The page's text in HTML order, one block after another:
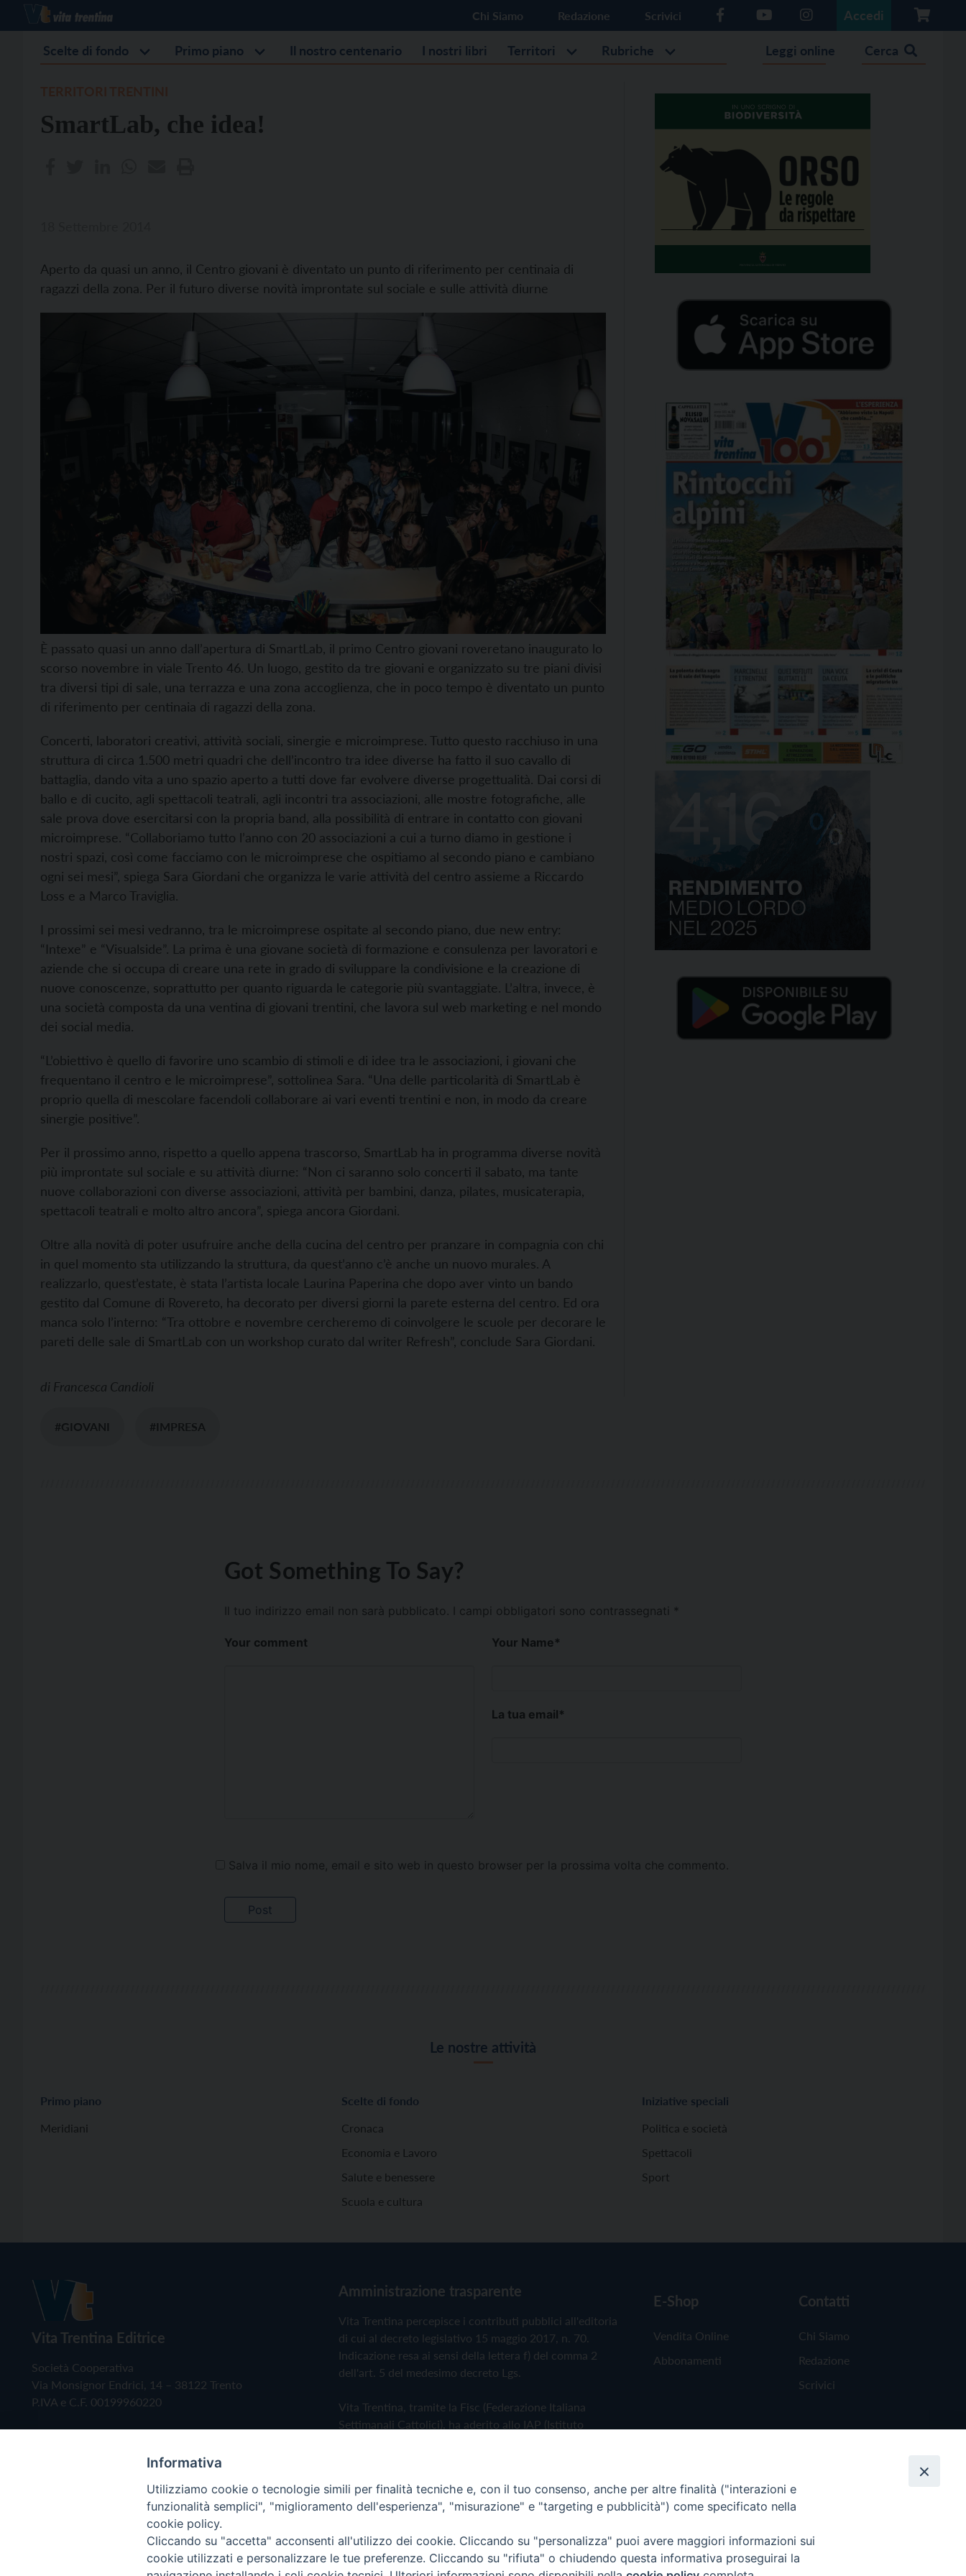
Chi Siamo Redazione Scrivici Accedi
Scelte di fondo Primo piano Il nostro centenario I nostri libri Territori Rubriche Leggi online Cerca
SmartLab, che idea!
Aperto da quasi un anno, il Centro giovani è diventato un punto di riferimento per centinaia di
ragazzi della zona. Per il futuro diverse novità improntate sul sociale e sulle attività diurne
È passato quasi un anno dall’apertura di SmartLab, il primo Centro giovani roveretano inaugurato lo
scorso novembre in viale Trento 46. Un luogo, gestito da tre giovani e organizzato su tre piani divisi
tra diversi tipi di sale, una terrazza e una zona accoglienza, che in poco tempo è diventato un punto
di riferimento per centinaia di ragazzi della zona.
Concerti, laboratori creativi, attività sociali, sinergie e microimprese. Tutto questo racchiuso in una
struttura di circa 1.500 metri quadri che dell’incontro tra idee diverse ha fatto il suo cavallo di
battaglia, dando vita a uno spazio aperto a tutti dove far evolvere diverse progettualità. Dai corsi di
ballo e di cucito, agli spettacoli teatrali, agli incontri tra associazioni, alle mostre fotografiche, alle
sale prova dove esercitarsi con la propria band, alla possibilità di entrare in contatto con giovani
microimprese. “Collaboriamo tutto l’anno con 20 associazioni a cui a turno diamo in gestione i
nostri spazi, così come facciamo con le microimprese che ospitiamo al secondo piano e cambiano
ogni sei mesi”, spiega Sara Giordani che organizza le varie attività del centro assieme a Riccardo
Loss e a Marco Traviglia.
I prossimi sei mesi vedranno, tra le microimprese ospitate al secondo piano, due new entry:
“Intexe” e “Visualside”. La prima è una giovane società di formazione e consulenza per lavoratori e
aziende che si occupa di creare una rete in grado di sviluppare la condivisione e la creazione di
nuove conoscenze, soprattutto per quanto riguarda le categorie più svantaggiate. L’altra, invece, è
una società composta da una ventina di giovani trentini, che lavora sul web marketing e nel mondo
dei social media.
“L’obiettivo è quello di favorire uno scambio di stimoli e di idee tra le associazioni, i giovani che
frequentano il centro e le microimprese”, sottolinea Sara. “Una delle particolarità di SmartLab è
proprio quella di mescolare facendoli collaborare ai vari eventi trentini e non, in modo da creare
sinergie positive”.
Per il prossimo anno, rispetto a quello appena trascorso, SmartLab ha in programma diverse novità
più improntate sul sociale e su attività diurne: “Non ci saranno solo concerti il sabato, ma tante
nuove collaborazioni con diverse associazioni, attività per bambini, danza, pilates, musicaterapia,
spettacoli teatrali e molto altro ancora”, spiega ancora Giordani.
Oltre alla novità di poter usufruire anche della cucina del centro per pranzare in compagnia con chi
in quel momento sta utilizzando la struttura, da quest’anno c’è anche un nuovo murales. A
realizzarlo, quest’estate, è stata l’artista locale Laurina Paperina che dopo aver vinto un bando
gestito dal Comune di Rovereto, ha decorato per diversi giorni la parete esterna del centro. Ed ora
manca solo l’interno: “Tra ottobre e novembre cercheremo di coinvolgere le scuole per decorare le
pareti delle sale di SmartLab con un workshop curato dal writer Refresh”, conclude Sara Giordani.
di Francesca Candioli
#GIOVANI #IMPRESA
Got Something To Say?
Il tuo indirizzo email non sarà pubblicato. I campi obbligatori sono contrassegnati *
Your comment Your Name*
La tua email*
Salva il mio nome, email e sito web in questo browser per la prossima volta che commento.
Le nostre attività
Primo piano
Meridiani
Scelte di fondo
Cronaca
Economia e Lavoro
Salute e benessere
Scuola e cultura
Iniziative speciali
Politica e società
Spettacoli
Sport
Vita Trentina Editrice
Società Cooperativa
Via Monsignor Endrici, 14 – 38122 Trento
P.IVA e C.F. 00199960220
Amministrazione trasparente
Vita Trentina percepisce i contributi pubblici all'editoria
di cui al decreto legislativo 15 maggio 2017, n. 70.
Indicazione resa ai sensi della lettera f) del comma 2
dell'art. 5 del medesimo decreto Lgs.
Vita Trentina, tramite la Fisc (Federazione Italiana
Settimanali Cattolici), ha aderito allo IAP (Istituto
Privacy Policy Cookie Policy
E-Shop
Vendita Online
Abbonamenti
Contatti
Chi Siamo
Redazione
Scrivici
Copyright © 2019 - Tutti i diritti riservati - Vita Trentina Editrice
Informativa
Utilizziamo cookie o tecnologie simili per finalità tecniche e, con il tuo consenso, anche per altre finalità ("interazioni e
funzionalità semplici", "miglioramento dell'esperienza", "misurazione" e "targeting e pubblicità") come specificato nella
cookie policy.
Cliccando su "accetta" acconsenti all'utilizzo dei cookie. Cliccando su "personalizza" puoi avere maggiori informazioni sui
cookie utilizzati e personalizzare le tue preferenze. Cliccando su "rifiuta" o chiudendo questa informativa proseguirai la